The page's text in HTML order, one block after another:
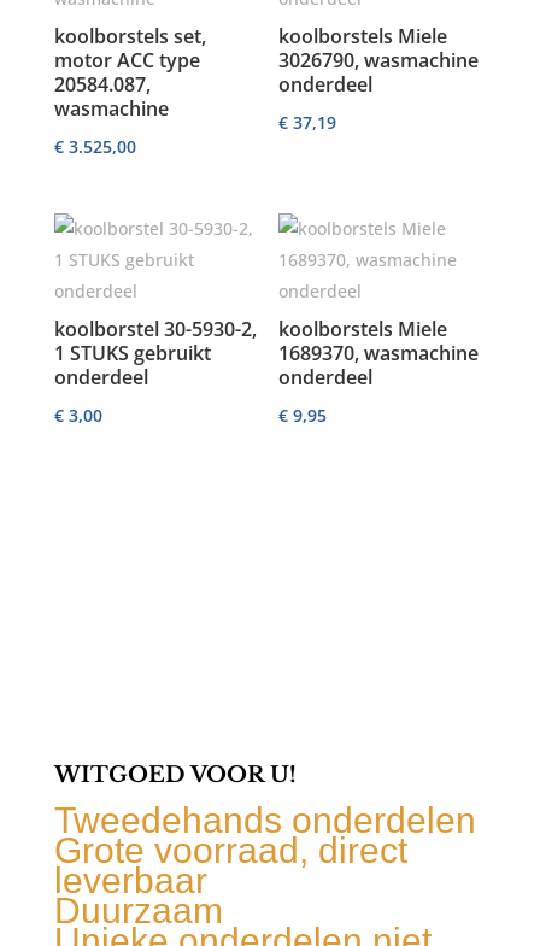
koolborstels set,
motor ACC type
20584.087,
wasmachine
€3.525,00
koolborstels Miele
3026790, wasmachine
onderdeel
€ 37,19
koolborstel 30-5930-2,
1 STUKS gebruikt
onderdeel
€3,00
koolborstels Miele
1689370, wasmachine
onderdeel
€ 9,95
WITGOED VOOR U!
Tweedehands onderdelen
Grote voorraad, direct
leverbaar
Duurzaam